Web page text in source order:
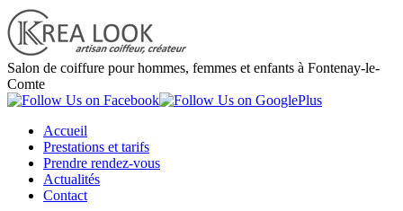
Salon de coiffure pour hommes, femmes et enfants à Fontenay-le-
Comte
Accueil
Prestations et tarifs
Prendre rendez-vous
Actualités
Contact